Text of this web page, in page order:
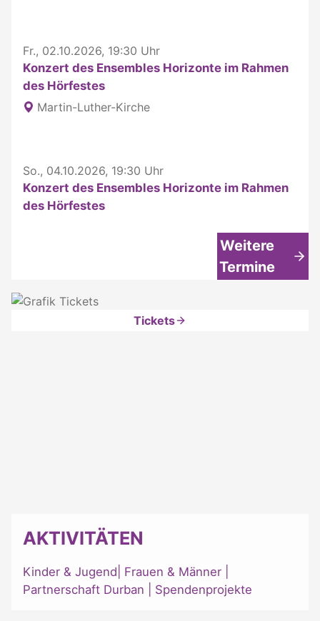
Fr., 02.10.2026, 19:30 Uhr
Konzert des Ensembles Horizonte im Rahmen
des Hörfestes
Martin-Luther-Kirche
So., 04.10.2026, 19:30 Uhr
Konzert des Ensembles Horizonte im Rahmen
des Hörfestes
Weitere
Termine
Tickets
AKTIVITÄTEN
Kinder & Jugend Frauen & Männer
Partnerschaft Durban
Spendenprojekte